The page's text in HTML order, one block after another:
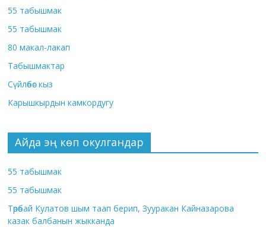
55 табышмак
55 табышмак
80 макал-лакап
Табышмактар
Сүйлөбөс кыз
Карышкырдын камкордугу
Айда эң көп окулгандар
55 табышмак
55 табышмак
Төрөбай Кулатов шым таап берип, Зууракан Кайназарова
казак балбанын жыкканда